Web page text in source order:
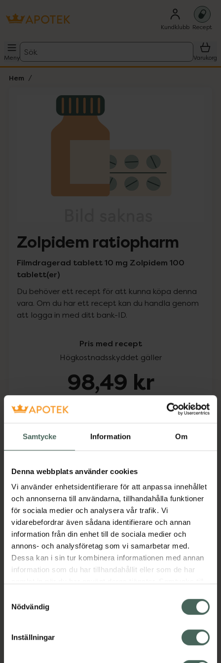
Samtycke Information Om
Denna webbplats använder cookies
Vi använder enhetsidentifierare för att anpassa innehållet
och annonserna till användarna, tillhandahålla funktioner
för sociala medier och analysera vår trafik. Vi
vidarebefordrar även sådana identifierare och annan
information från din enhet till de sociala medier och
annons- och analysföretag som vi samarbetar med.
Dessa kan i sin tur kombinera informationen med annan
information som du har tillhandahållit eller som de har
återkalla ditt samtycke via webbplatsens
cookieinställningar. Ett återkallat samtycke påverkar inte
lagligheten av behandling som skett innan återkallelsen.
Nödvändig
Inställningar
Kundklubb Recept
Meny
Sök
Varukorg
Hem
Lista: . Innehåller 1 objekt.
Zolpidem ratiopharm
Filmdragerad tablett 10 mg Zolpidem 100
tablett(er)
Du behöver ett recept för att kunna köpa denna
vara. Om du har ett recept kan du handla genom
att logga in med ditt bank-ID.
Pris med recept
Högkostnadsskyddet gäller
98,49 kr
Köp via ditt recept
Beskrivning Dölj
Läs alltid bipacksedeln innan
användning.
EAN:07046260555426
Visa